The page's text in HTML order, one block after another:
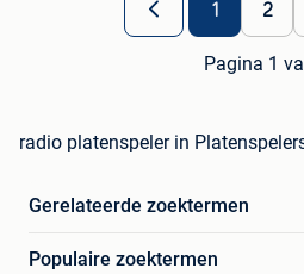
1 2
Pagina 1
radio platenspeler in
Gerelateerde zoektermen
Populaire zoektermen